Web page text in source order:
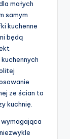
małych
samym
kuchenne
będą
ze ścian to
kuchnię.
wymagająca